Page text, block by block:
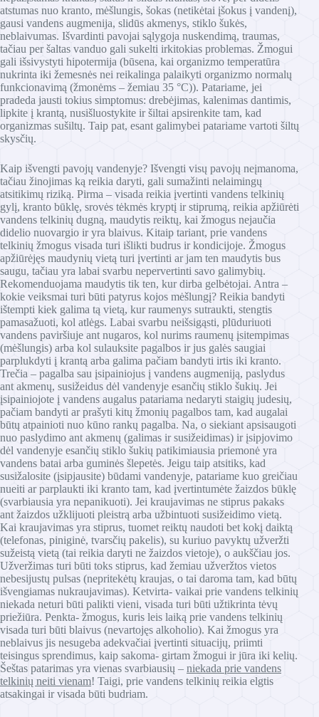
atstumas nuo kranto, mėšlungis, šokas (netikėtai įšokus į vandenį),
gausi vandens augmenija, slidūs akmenys, stiklo šukės,
neblaivumas. Išvardinti pavojai sąlygoja nuskendimą, traumas,
tačiau per šaltas vanduo gali sukelti irkitokias problemas. Žmogui
gali išsivystyti hipotermija (būsena, kai organizmo temperatūra
nukrinta iki žemesnės nei reikalinga palaikyti organizmo normalų
funkcionavimą (žmonėms – žemiau 35 °C)). Patariame, jei
pradeda jausti tokius simptomus: drebėjimas, kalenimas dantimis,
lipkite į krantą, nusišluostykite ir šiltai apsirenkite tam, kad
organizmas sušiltų. Taip pat, esant galimybei patariame vartoti šiltų
skysčių.
Kaip išvengti pavojų vandenyje? Išvengti visų pavojų neįmanoma,
tačiau žinojimas ką reikia daryti, gali sumažinti nelaimingų
atsitikimų riziką. Pirma – visada reikia įvertinti vandens telkinių
gylį, kranto būklę, srovės tėkmės kryptį ir stiprumą, reikia apžiūrėti
vandens telkinių dugną, maudytis reiktų, kai žmogus nejaučia
didelio nuovargio ir yra blaivus. Kitaip tariant, prie vandens
telkinių žmogus visada turi išlikti budrus ir kondicijoje. Žmogus
apžiūrėjęs maudynių vietą turi įvertinti ar jam ten maudytis bus
saugu, tačiau yra labai svarbu nepervertinti savo galimybių.
Rekomenduojama maudytis tik ten, kur dirba gelbėtojai. Antra –
kokie veiksmai turi būti patyrus kojos mėšlungį? Reikia bandyti
ištempti kiek galima tą vietą, kur raumenys sutraukti, stengtis
pamasažuoti, kol atlėgs. Labai svarbu neišsigąsti, plūduriuoti
vandens paviršiuje ant nugaros, kol nurims raumenų įsitempimas
(mėšlungis) arba kol sulauksite pagalbos ir jus galės saugiai
parplukdyti į krantą arba galima pačiam bandyti irtis iki kranto.
Trečia – pagalba sau įsipainiojus į vandens augmeniją, paslydus
ant akmenų, susižeidus dėl vandenyje esančių stiklo šukių. Jei
įsipainiojote į vandens augalus patariama nedaryti staigių judesių,
pačiam bandyti ar prašyti kitų žmonių pagalbos tam, kad augalai
būtų atpainioti nuo kūno rankų pagalba. Na, o siekiant apsisaugoti
nuo paslydimo ant akmenų (galimas ir susižeidimas) ir įsipjovimo
dėl vandenyje esančių stiklo šukių patikimiausia priemonė yra
vandens batai arba guminės šlepetės. Jeigu taip atsitiks, kad
susižalosite (įsipjausite) būdami vandenyje, patariame kuo greičiau
nueiti ar parplaukti iki kranto tam, kad įvertintumėte žaizdos būklę
(svarbiausia yra nepanikuoti). Jei kraujavimas ne stiprus pakaks
ant žaizdos užklijuoti pleistrą arba užbintuoti susižeidimo vietą.
Kai kraujavimas yra stiprus, tuomet reiktų naudoti bet kokį daiktą
(telefonas, piniginė, tvarsčių pakelis), su kuriuo pavyktų užveržti
sužeistą vietą (tai reikia daryti ne žaizdos vietoje), o aukščiau jos.
Užveržimas turi būti toks stiprus, kad žemiau užveržtos vietos
nebesijustų pulsas (nepritekėtų kraujas, o tai daroma tam, kad būtų
išvengiamas nukraujavimas). Ketvirta- vaikai prie vandens telkinių
niekada neturi būti palikti vieni, visada turi būti užtikrinta tėvų
priežiūra. Penkta- žmogus, kuris leis laiką prie vandens telkinių
visada turi būti blaivus (nevartojęs alkoholio). Kai žmogus yra
neblaivus jis nesugeba adekvačiai įvertinti situacijų, priimti
teisingus sprendimus, kaip sakoma- girtam žmogui ir jūra iki kelių.
Šeštas patarimas yra vienas svarbiausių – niekada prie vandens
telkinių neiti vienam! Taigi, prie vandens telkinių reikia elgtis
atsakingai ir visada būti budriam.